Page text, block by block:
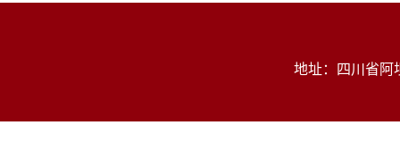
地址：四川省阿